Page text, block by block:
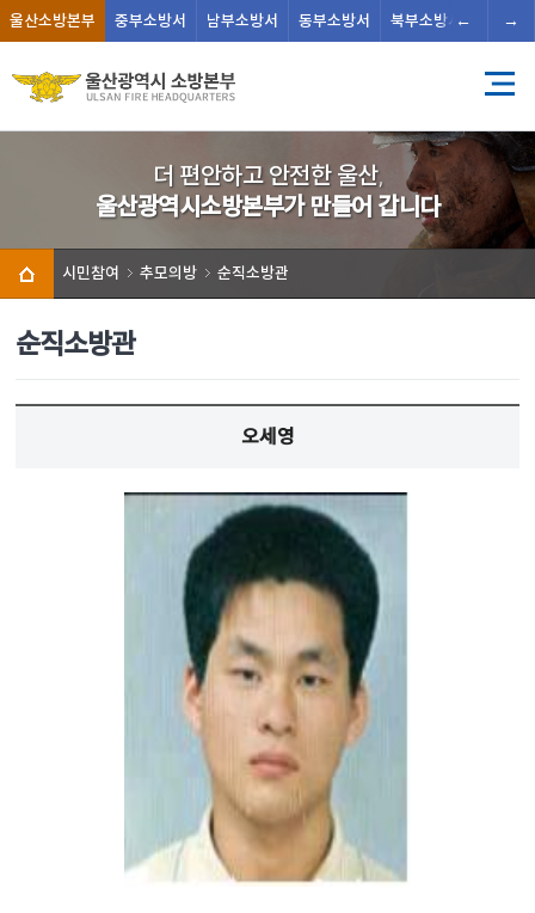
←
울산소방본부 중부소방서 남부소방서 동부소방서 북부소방서 남울주
→
더 편안하고 안전한 울산,
울산광역시소방본부가 만들어 갑니다
시민참여 추모의방 순직소방관
순직소방관
오세영